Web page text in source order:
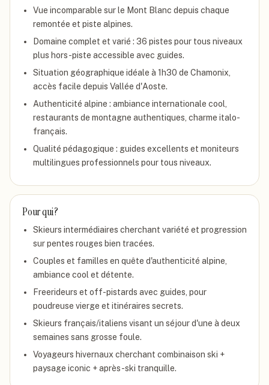
Vue incomparable sur le Mont Blanc depuis chaque
remontée et piste alpines.
Domaine complet et varié : 36 pistes pour tous niveaux
plus hors-piste accessible avec guides.
Situation géographique idéale à 1h30 de Chamonix,
accès facile depuis Vallée d'Aoste.
Authenticité alpine : ambiance internationale cool,
restaurants de montagne authentiques, charme italo-
français.
Qualité pédagogique : guides excellents et moniteurs
multilingues professionnels pour tous niveaux.
Pour qui ?
Skieurs intermédiaires cherchant variété et progression
sur pentes rouges bien tracées.
Couples et familles en quête d'authenticité alpine,
ambiance cool et détente.
Freerideurs et off-pistards avec guides, pour
poudreuse vierge et itinéraires secrets.
Skieurs français/italiens visant un séjour d'une à deux
semaines sans grosse foule.
Voyageurs hivernaux cherchant combinaison ski +
paysage iconic + après-ski tranquille.